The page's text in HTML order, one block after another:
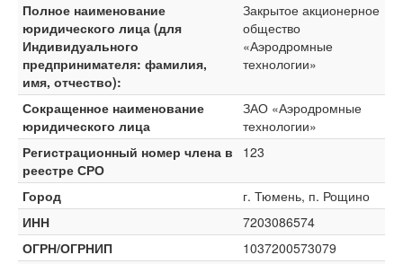
Полное наименование
юридического лица (для
Индивидуального
предпринимателя: фамилия,
имя, отчество):
Закрытое акционерное
общество
«Аэродромные
технологии»
Сокращенное наименование
юридического лица
ЗАО «Аэродромные
технологии»
Регистрационный номер члена в
реестре СРО
123
Город
г. Тюмень, п. Рощино
ИНН
7203086574
ОГРН/ОГРНИП
1037200573079